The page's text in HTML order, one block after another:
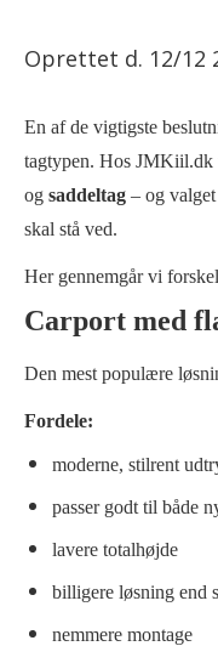
Oprettet d. 12/12
En af de vigtigste
tagtypen. Hos JMKiil.dk
og saddeltag – og
skal stå ved.
Her gennemgår vi
Carport med
Den mest populære
Fordele:
moderne, stilrent
passer godt til både
lavere totalhøjde
billigere løsning end
nemmere montage